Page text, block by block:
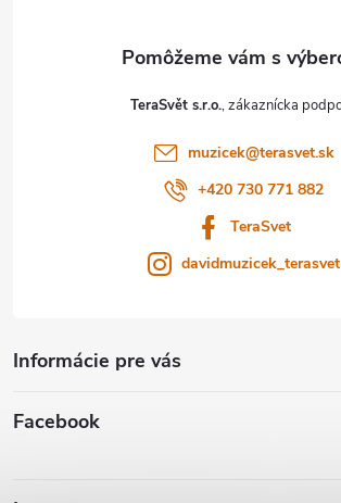
TeraSvět s.r.o.
muzicek@terasvet.sk
+420 730 771 882
TeraSvet
davidmuzicek_terasvet
Informácie pre vás
Facebook